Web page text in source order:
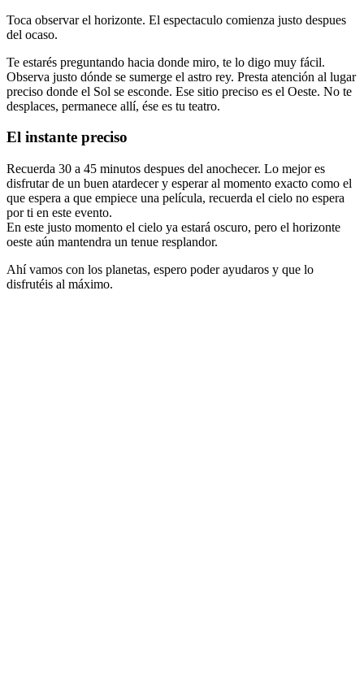
Toca observar el horizonte. El espectaculo comienza justo despues
del ocaso.
Te estarés preguntando hacia donde miro, te lo digo muy fácil.
Observa justo dónde se sumerge el astro rey. Presta atención al lugar
preciso donde el Sol se esconde. Ese sitio preciso es el Oeste. No te
desplaces, permanece allí, ése es tu teatro.
El instante preciso
Recuerda 30 a 45 minutos despues del anochecer. Lo mejor es
disfrutar de un buen atardecer y esperar al momento exacto como el
que espera a que empiece una película, recuerda el cielo no espera
por ti en este evento.
En este justo momento el cielo ya estará oscuro, pero el horizonte
oeste aún mantendra un tenue resplandor.
Ahí vamos con los planetas, espero poder ayudaros y que lo
disfrutéis al máximo.